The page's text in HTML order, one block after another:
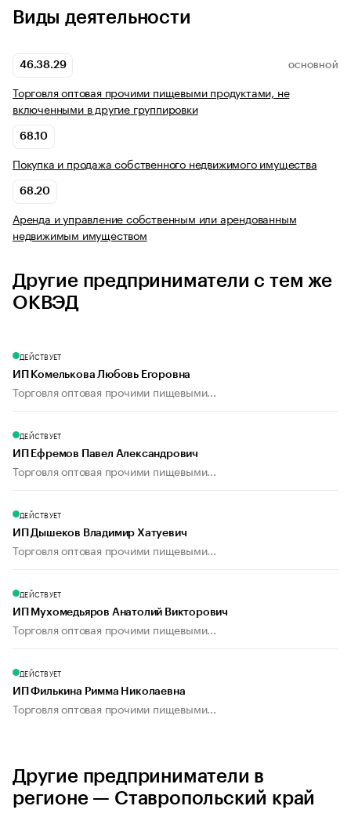
Виды деятельности
46.38.29 ОСНОВНОЙ
Торговля оптовая прочими пищевыми продуктами, не
включенными в другие группировки
68.10
Покупка и продажа собственного недвижимого имущества
68.20
Аренда и управление собственным или арендованным
недвижимым имуществом
Другие предприниматели с тем же
ОКВЭД
ДЕЙСТВУЕТ
ИП Комелькова Любовь Егоровна
Торговля оптовая прочими пищевыми...
ДЕЙСТВУЕТ
ИП Ефремов Павел Александрович
Торговля оптовая прочими пищевыми...
ДЕЙСТВУЕТ
ИП Дышеков Владимир Хатуевич
Торговля оптовая прочими пищевыми...
ДЕЙСТВУЕТ
ИП Мухомедьяров Анатолий Викторович
Торговля оптовая прочими пищевыми...
ДЕЙСТВУЕТ
ИП Филькина Римма Николаевна
Торговля оптовая прочими пищевыми...
Другие предприниматели в
регионе — Ставропольский край